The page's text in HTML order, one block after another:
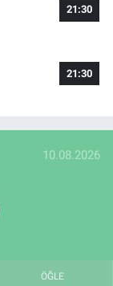
21:30
21:30
10.08.2026
ÖĞLE